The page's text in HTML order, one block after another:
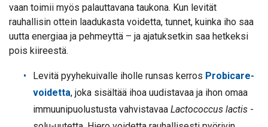
vaan toimii myös palauttavana taukona. Kun levität
rauhallisin ottein laadukasta voidetta, tunnet, kuinka iho saa
uutta energiaa ja pehmeyttä – ja ajatuksetkin saa hetkeksi
pois kiireestä.
Levitä pyyhekuivalle iholle runsas kerros Probicare-
voidetta, joka sisältää ihoa uudistavaa ja ihon omaa
immuunipuolustusta vahvistavaa Lactococcus lactis -